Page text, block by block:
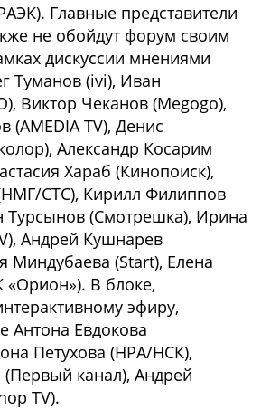
Главные представители
не обойдут форум своим
дискуссии мнениями
Туманов (ivi), Иван
Виктор Чеканов (Megogo),
(AMEDIA TV), Денис
Александр Косарим
Хараб (Кинопоиск),
СТС), Кирилл Филиппов
Турсынов (Смотрешка), Ирина
Андрей Кушнарев
Миндубаева (Start), Елена
«Орион»). В блоке,
эфиру,
Антона Евдокова
Петухова (НРА/НСК),
канал), Андрей
TV).